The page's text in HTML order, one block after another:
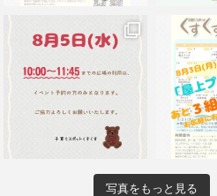
写真をもっと見る